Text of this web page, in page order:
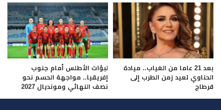
بعد 21 عاما من الغياب.. ميادة
الحناوي تعيد زمن الطرب إلى
قرطاج
لبؤات الأطلس أمام جنوب
إفريقيا.. مواجهة الحسم نحو
نصف النهائي ومونديال 2027